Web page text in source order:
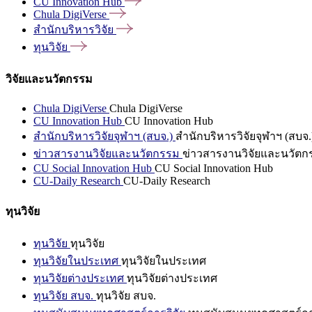
Chula DigiVerse
สำนักบริหารวิจัย
ทุนวิจัย
วิจัยและนวัตกรรม
Chula DigiVerse Chula DigiVerse
CU Innovation Hub CU Innovation Hub
สำนักบริหารวิจัยจุฬาฯ (สบจ.) สำนักบริหารวิจัยจุฬาฯ (สบจ
ข่าวสารงานวิจัยและนวัตกรรม ข่าวสารงานวิจัยและนวัตก
CU Social Innovation Hub CU Social Innovation Hub
CU-Daily Research CU-Daily Research
ทุนวิจัย
ทุนวิจัย ทุนวิจัย
ทุนวิจัยในประเทศ ทุนวิจัยในประเทศ
ทุนวิจัยต่างประเทศ ทุนวิจัยต่างประเทศ
ทุนวิจัย สบจ. ทุนวิจัย สบจ.